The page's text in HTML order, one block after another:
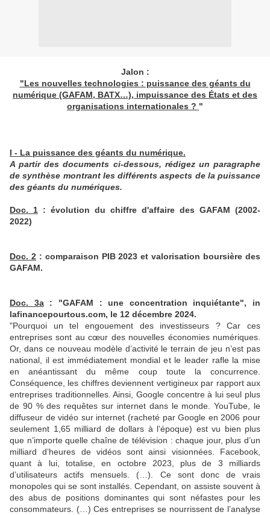
Jalon :
"Les nouvelles technologies : puissance des géants du
numérique (GAFAM, BATX…), impuissance des États et des
organisations internationales ? "
I - La puissance des géants du numérique.
A partir des documents ci-dessous, rédigez un paragraphe
de synthèse montrant les différents aspects de la puissance
des géants du numériques.
Doc. 1 : évolution du chiffre d'affaire des GAFAM (2002-
2022)
Doc. 2: comparaison PIB 2023 et valorisation boursière des
GAFAM.
Doc. 3a: "GAFAM : une concentration inquiétante", in
lafinancepourtous.com, le 12 décembre 2024.
"Pourquoi un tel engouement des investisseurs ? Car ces
entreprises sont au cœur des nouvelles économies numériques.
Or, dans ce nouveau modèle d’activité le terrain de jeu n’est pas
national, il est immédiatement mondial et le leader rafle la mise
en anéantissant du même coup toute la concurrence.
Conséquence, les chiffres deviennent vertigineux par rapport aux
entreprises traditionnelles. Ainsi, Google concentre à lui seul plus
de 90 % des requêtes sur internet dans le monde. YouTube, le
diffuseur de vidéo sur internet (racheté par Google en 2006 pour
seulement 1,65 milliard de dollars à l’époque) est vu bien plus
que n’importe quelle chaîne de télévision : chaque jour, plus d’un
milliard d’heures de vidéos sont ainsi visionnées. Facebook,
quant à lui, totalise, en octobre 2023, plus de 3 milliards
d’utilisateurs actifs mensuels. (…). Ce sont donc de vrais
monopoles qui se sont installés. Cependant, on assiste souvent à
des abus de positions dominantes qui sont néfastes pour les
consommateurs. (…) Ces entreprises se nourrissent de l’analyse